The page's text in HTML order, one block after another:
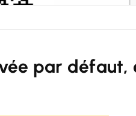
par défaut,